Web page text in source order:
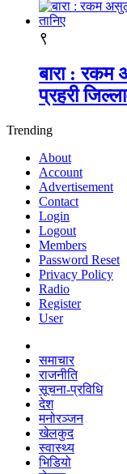
९
बारा : रकम
प्रहरी
Trending
About
Account
Advertisement
Contact
Login
Logout
Members
Password Reset
Privacy Policy
Radio
Register
User
समाचार
राजनीति
सूचना-प्रविधि
देश
मनोरञ्जन
खेलकुद
स्वास्थ्य
भिडियो